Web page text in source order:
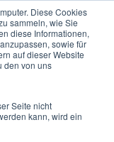
Diese Cookies
sammeln, wie Sie
diese Informationen,
sowie für
auf dieser Website
den von uns
Seite nicht
kann, wird ein
Deutsch